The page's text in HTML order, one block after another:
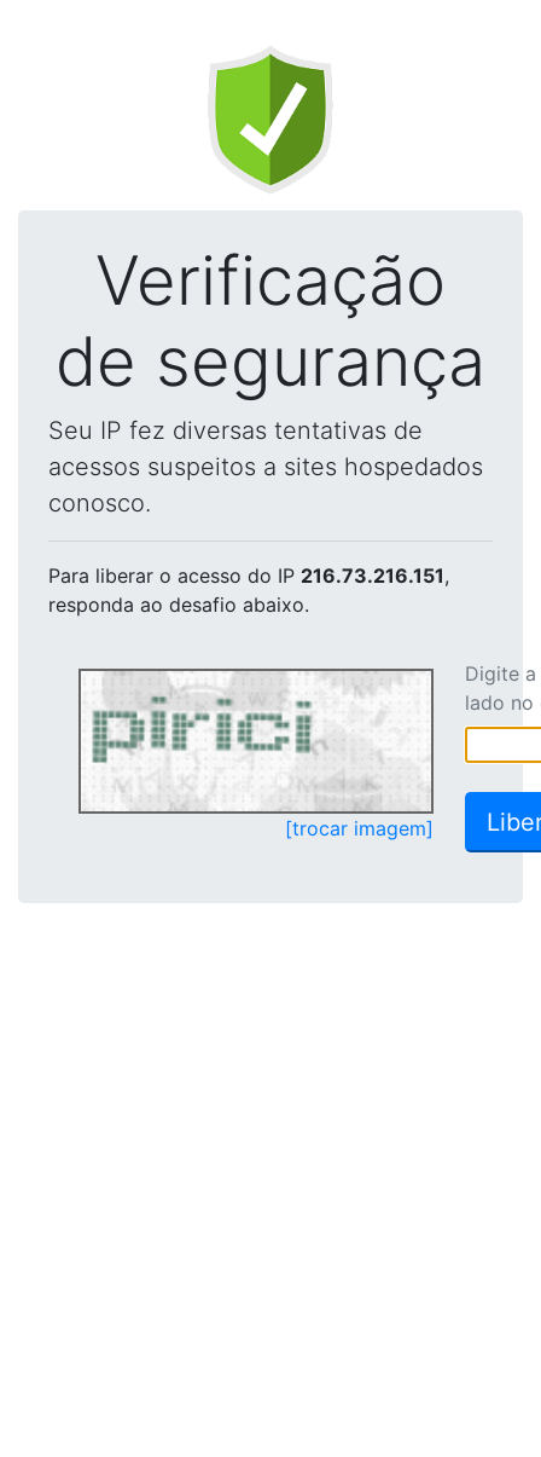
Verificação
de segurança
Seu IP fez diversas tentativas de
acessos suspeitos a sites hospedados
conosco.
Para liberar o acesso do IP 216.73.216.151,
responda ao desafio abaixo.
[trocar imagem]
Digite
lado no